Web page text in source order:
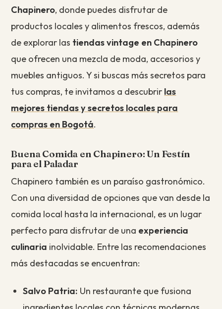
Chapinero, donde puedes disfrutar de
productos locales y alimentos frescos, además
de explorar las tiendas vintage en Chapinero
que ofrecen una mezcla de moda, accesorios y
muebles antiguos. Y si buscas más secretos para
tus compras, te invitamos a descubrir las
mejores tiendas y secretos locales para
compras en Bogotá.
Buena Comida en Chapinero: Un Festín
para el Paladar
Chapinero también es un paraíso gastronómico.
Con una diversidad de opciones que van desde la
comida local hasta la internacional, es un lugar
perfecto para disfrutar de una experiencia
culinaria inolvidable. Entre las recomendaciones
más destacadas se encuentran:
Salvo Patria: Un restaurante que fusiona